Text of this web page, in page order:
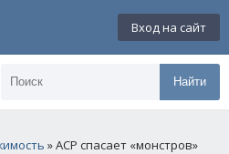
Вход на сайт
Найти
» АСР спасает «монстров»